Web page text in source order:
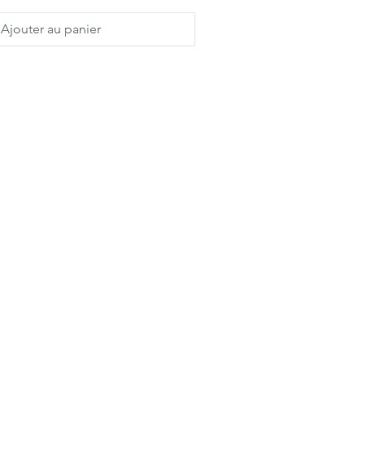
Ajouter au panier